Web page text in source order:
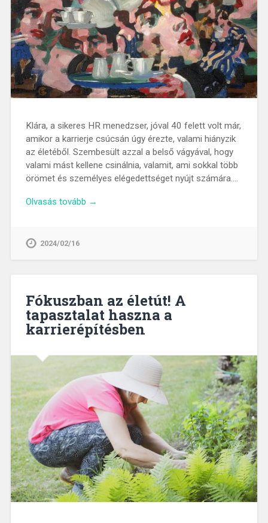
Klára, a sikeres HR menedzser, jóval 40 felett volt már,
amikor a karrierje csúcsán úgy érezte, valami hiányzik
az életéből. Szembesült azzal a belső vágyával, hogy
valami mást kellene csinálnia, valamit, ami sokkal több
örömet és személyes elégedettséget nyújt számára….
Olvasás tovább →
2024/02/16
Fókuszban az életút! A
tapasztalat haszna a
karrierépítésben